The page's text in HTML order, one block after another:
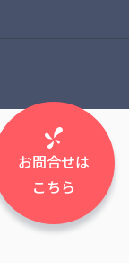
お問合せは
こちら